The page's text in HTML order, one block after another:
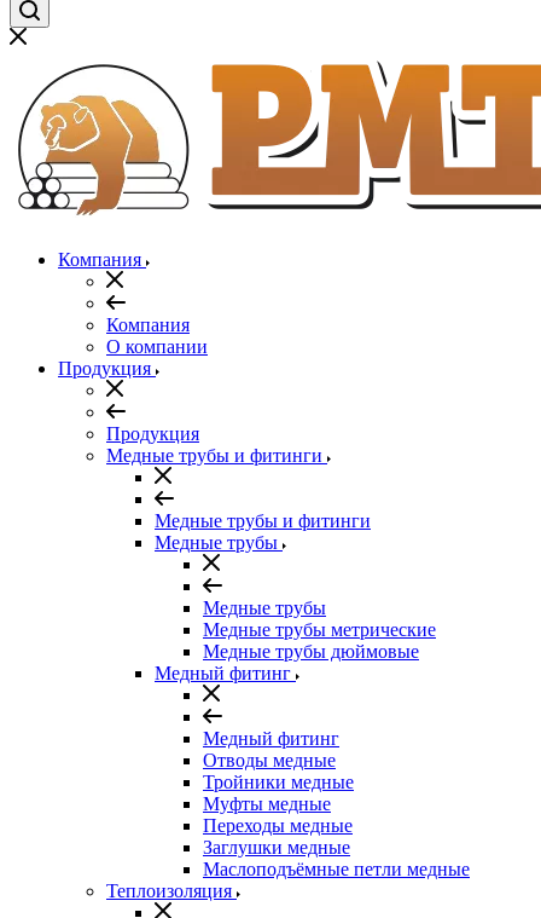
Компания
Компания
О компании
Продукция
Продукция
Медные трубы и фитинги
Медные трубы и фитинги
Медные трубы
Медные трубы
Медные трубы метрические
Медные трубы дюймовые
Медный фитинг
Медный фитинг
Отводы медные
Тройники медные
Муфты медные
Переходы медные
Заглушки медные
Маслоподъёмные петли медные
Теплоизоляция